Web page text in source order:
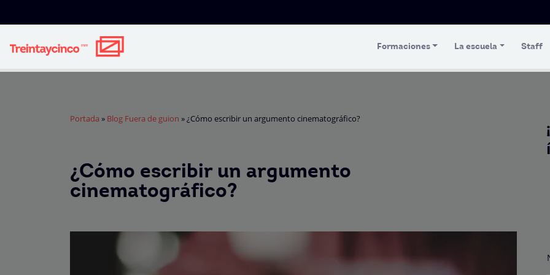
Formaciones La escuela Staff
Portada » Blog Fuera de guion »¿Cómo escribir un argumento cinematográfico?
¿Cómo escribir un argumento
cinematográfico?